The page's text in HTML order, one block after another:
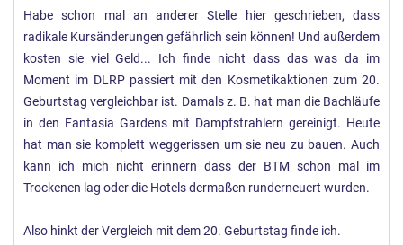
Habe schon mal an anderer Stelle hier geschrieben, dass
radikale Kursänderungen gefährlich sein können! Und außerdem
kosten sie viel Geld... Ich finde nicht dass das was da im
Moment im DLRP passiert mit den Kosmetikaktionen zum 20.
Geburtstag vergleichbar ist. Damals z. B. hat man die Bachläufe
in den Fantasia Gardens mit Dampfstrahlern gereinigt. Heute
hat man sie komplett weggerissen um sie neu zu bauen. Auch
kann ich mich nicht erinnern dass der BTM schon mal im
Trockenen lag oder die Hotels dermaßen runderneuert wurden.
Also hinkt der Vergleich mit dem 20. Geburtstag finde ich.